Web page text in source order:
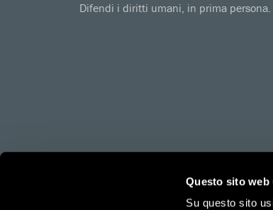
Questo sito
Su questo sito
Difendi i diritti umani, in prima persona.
amnesty.org